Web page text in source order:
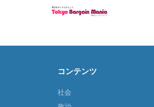
コンテンツ
社会